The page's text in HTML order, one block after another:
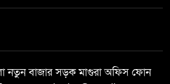
নতুন বাজার সড়ক মাগুরা অফিস ফোন